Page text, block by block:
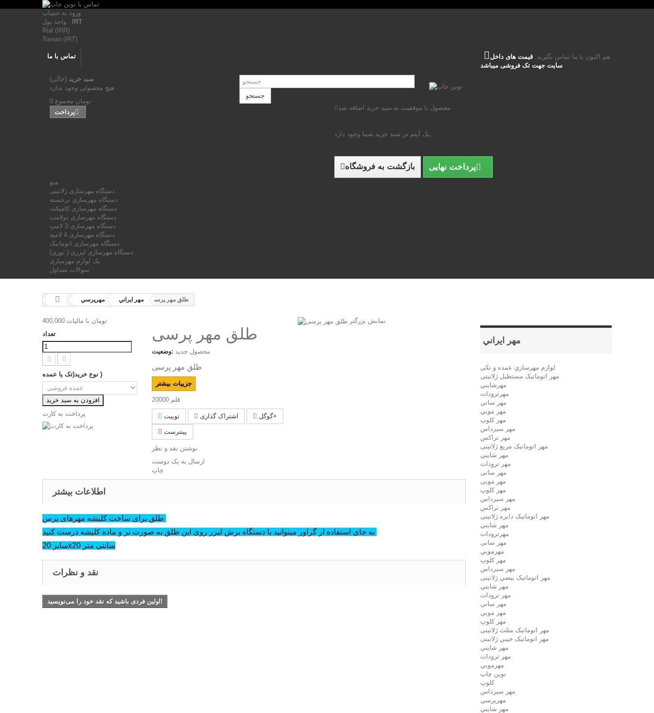
ورود به حساب
واحد پول :
IRT
Rial (IRR)
Toman (IRT)
تماس با ما هم اکنون با ما تماس بگیرید: قیمت های داخل
سایت جهت تک فروشی میباشد
جستجو
سبد خرید (خالی)
هیچ محصولی وجود ندارد
0 تومان مجموع
پرداخت
محصول با موفقیت به سبد خرید اضافه شد
یک آیتم در سبد خرید شما وجود دارد.
بازگشت به فروشگاه پرداخت نهایی
منو
دستگاه مهرسازی ژلاتینی
دستگاه مهرسازی برجسته
دستگاه مهرسازی کامپکت
دستگاه مهرسازی دولامپ
دستگاه مهرسازی 3 لامپ
دستگاه مهرسازی 4 لامپه
دستگاه مهرسازی اتوماتیک
دستگاه مهرسازی لیزری ( نوری)
پک لوازم مهرسازی
سوالات متداول
مهرپرسي مهر ايراني طلق مهر پرسی
مهر ايراني
لوازم مهرسازي عمده و تکی
مهر اتوماتیک مستطيل ژلاتینی
مهرشايني
مهرترودات
مهر ساني
مهر موبي
مهر كلوپ
مهر سيرداس
مهر تراکس
مهر اتوماتیک مربع ژلاتینی
مهر شايني
مهر ترودات
مهر سانی
مهر موبی
مهر كلوپ
مهر سيرداس
مهر تراکس
مهر اتوماتیک دايره ژلاتینی
مهر شايني
مهرترودات
مهر سانی
مهرموبي
مهر كلوپ
مهر سيرداس
مهر اتوماتیک بيضي ژلاتینی
مهر شايني
مهر ترودات
مهر ساني
مهر موبي
مهر كلوپ
مهر اتوماتیک مثلث ژلاتینی
مهر اتوماتیک جيبي ژلاتینی
مهر شايني
مهر ترودات
مهرموبي
نوين چاپ
کلوپ
مهر سيرداس
مهرپرسي
مهر شايني
نمایش بزرگتر
طلق مهر پرسی
وضعیت: محصول جدید
طلق مهر پرسی
جزییات بیشتر
20000 قلم
توییت اشتراک گذاری گوگل+
پینترست
نوشتن نقد و نظر
ارسال به یک دوست
چاپ
400,000 تومان با ماليات
تعداد
نوع خرید(تک یا عمده )
افزودن به سبد خرید
پرداخت به کارت
اطلاعات بیشتر
سایز 20x20 سانتی متر
نقد و نظرات
اولین فردی باشید که نقد خود را می‌نویسید!